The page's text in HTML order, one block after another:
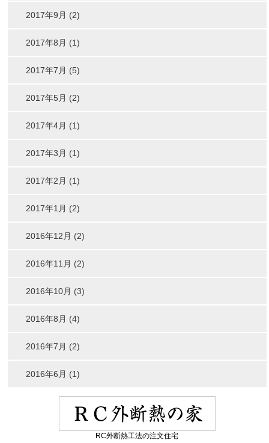
2017年9月 (2)
2017年8月 (1)
2017年7月 (5)
2017年5月 (2)
2017年4月 (1)
2017年3月 (1)
2017年2月 (1)
2017年1月 (2)
2016年12月 (2)
2016年11月 (2)
2016年10月 (3)
2016年8月 (4)
2016年7月 (2)
2016年6月 (1)
RC外断熱工法の注文住宅